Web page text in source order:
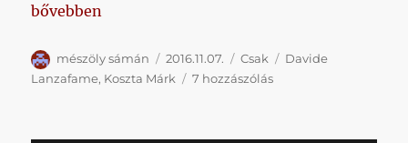
„Válogatott szünet után indul a heti Lanzafame
bővebben
Szerző
mészöly sámán Közzétéve
2016.11.07. Kategória
Csak Címke
Davide
Lanzafame, Koszta Márk 7 hozzászólásVálogatott